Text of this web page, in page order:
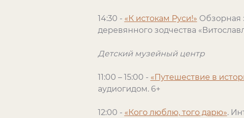
14:30 - «К истокам Руси!» Обзорная
деревянного зодчества
Детский музейный центр
11:00 – 15:00 - «Путешествие в
аудиогидом. 6+
12:00 - «Кого люблю, того дарю».